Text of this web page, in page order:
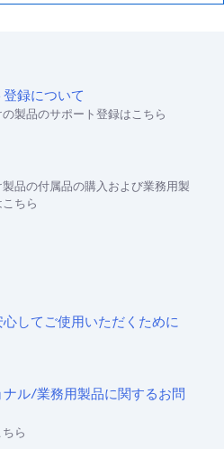
録について
製品のサポート登録はこちら
品の付属品の購入および業務用製
ちら
してご使用いただくために
ル/業務用製品に関するお問
ら